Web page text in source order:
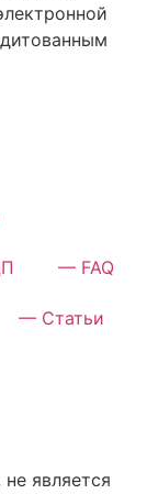
— FAQ
— Статьи
является